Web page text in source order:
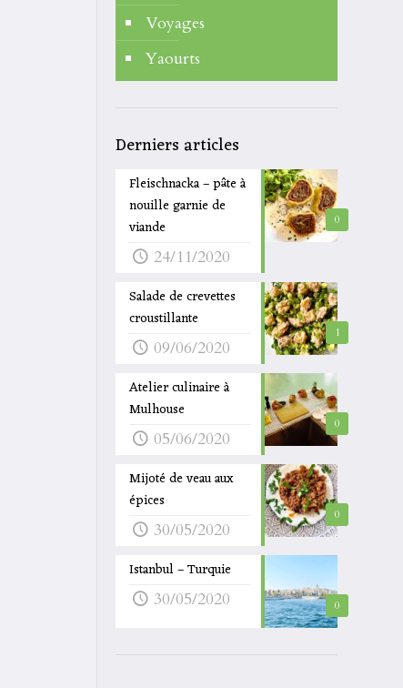
Voyages
Yaourts
Derniers articles
0
Fleischnacka – pâte à
nouille garnie de
viande
24/11/2020
1
Salade de crevettes
croustillante
09/06/2020
0
Atelier culinaire à
Mulhouse
05/06/2020
0
Mijoté de veau aux
épices
30/05/2020
0
Istanbul – Turquie
30/05/2020